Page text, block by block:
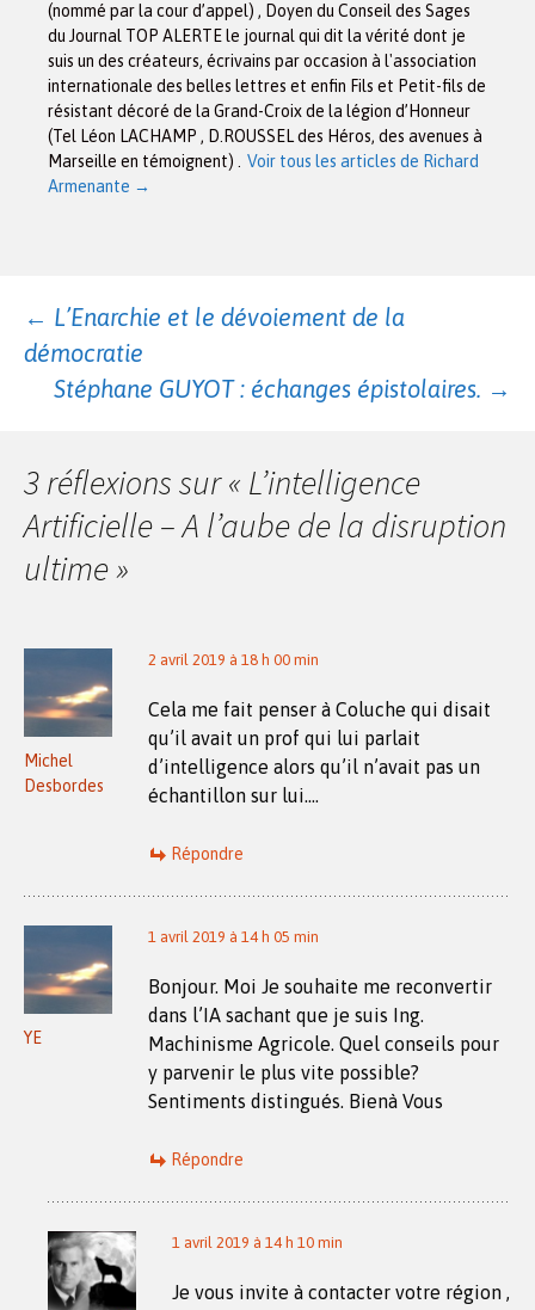
(nommé par la cour d’appel) , Doyen du Conseil des Sages
du Journal TOP ALERTE le journal qui dit la vérité dont je
suis un des créateurs, écrivains par occasion à l'association
internationale des belles lettres et enfin Fils et Petit-fils de
résistant décoré de la Grand-Croix de la légion d’Honneur
(Tel Léon LACHAMP , D.ROUSSEL des Héros, des avenues à
Marseille en témoignent) . Voir tous les articles de Richard
Armenante →
Navigation
des
articles
← L’Enarchie et le dévoiement de la
démocratie
Stéphane GUYOT : échanges épistolaires. →
3 réflexions sur « L’intelligence
Artificielle – A l’aube de la disruption
ultime»
Michel
Desbordes
2 avril 2019 à 18 h 00 min
Cela me fait penser à Coluche qui disait
qu’il avait un prof qui lui parlait
d’intelligence alors qu’il n’avait pas un
échantillon sur lui….
Répondre
YE
1 avril 2019 à 14 h 05 min
Bonjour. Moi Je souhaite me reconvertir
dans l’IA sachant que je suis Ing.
Machinisme Agricole. Quel conseils pour
y parvenir le plus vite possible?
Sentiments distingués. Bienà Vous
Répondre
1 avril 2019 à 14 h 10 min
Je vous invite à contacter votre région ,